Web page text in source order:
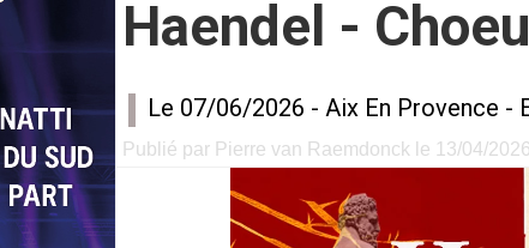
Haendel -
Le 07/06/2026 - Aix En Provence -
Publié par Pierre van Raemdonck le 13/04/